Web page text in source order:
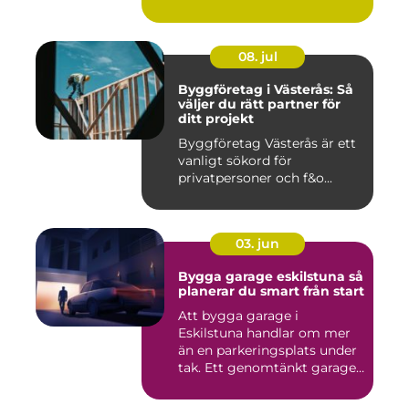
08. jul
Byggföretag i Västerås: Så
väljer du rätt partner för
ditt projekt
Byggföretag Västerås är ett
vanligt sökord för
privatpersoner och f&o...
03. jun
Bygga garage eskilstuna så
planerar du smart från start
Att bygga garage i
Eskilstuna handlar om mer
än en parkeringsplats under
tak. Ett genomtänkt garage